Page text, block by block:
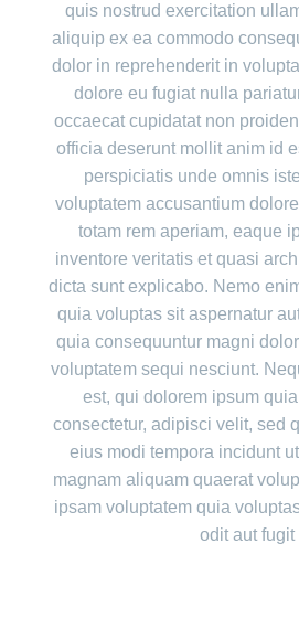
quis nostrud exercitation
aliquip ex ea commodo
dolor in reprehenderit in
dolore eu fugiat nulla
occaecat cupidatat non
officia deserunt mollit anim id
perspiciatis unde omnis
voluptatem accusantium
totam rem aperiam, eaque
inventore veritatis et quasi
dicta sunt explicabo. Nemo
quia voluptas sit aspernatur
quia consequuntur magni
voluptatem sequi nesciunt.
est, qui dolorem ipsum
consectetur, adipisci velit, sed
eius modi tempora incidunt
magnam aliquam quaerat
ipsam voluptatem quia
odit aut fugit